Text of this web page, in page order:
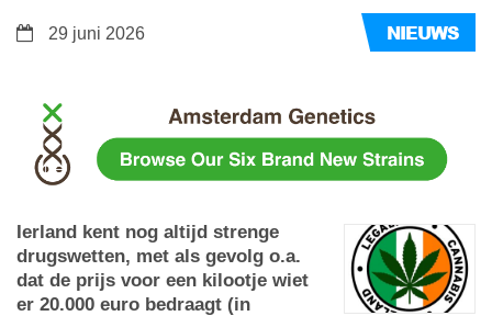
NIEUWS
29 juni 2026
Ierland kent nog altijd strenge
drugswetten, met als gevolg o.a.
dat de prijs voor een kilootje wiet
er 20.000 euro bedraagt (in